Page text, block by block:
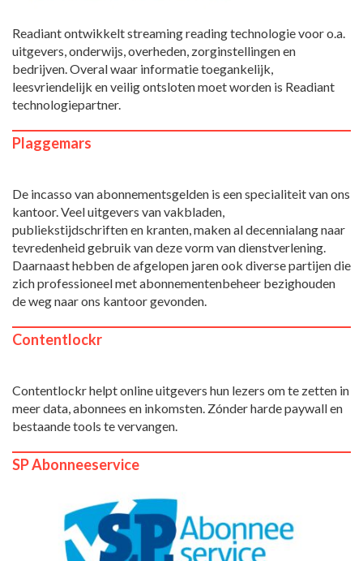
Readiant ontwikkelt streaming reading technologie voor o.a.
uitgevers, onderwijs, overheden, zorginstellingen en
bedrijven. Overal waar informatie toegankelijk,
leesvriendelijk en veilig ontsloten moet worden is Readiant
technologiepartner.
Plaggemars
De incasso van abonnementsgelden is een specialiteit van ons
kantoor. Veel uitgevers van vakbladen,
publiekstijdschriften en kranten, maken al decennialang naar
tevredenheid gebruik van deze vorm van dienstverlening.
Daarnaast hebben de afgelopen jaren ook diverse partijen die
zich professioneel met abonnementenbeheer bezighouden
de weg naar ons kantoor gevonden.
Contentlockr
Contentlockr helpt online uitgevers hun lezers om te zetten in
meer data, abonnees en inkomsten. Zónder harde paywall en
bestaande tools te vervangen.
SP Abonneeservice